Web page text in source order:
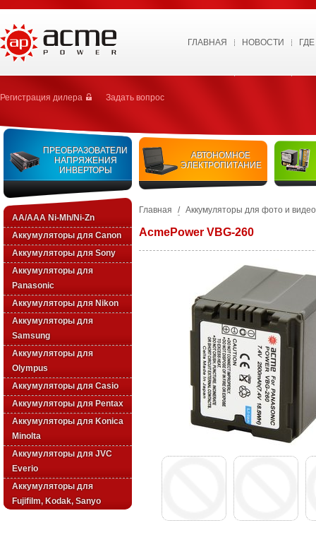
ГЛАВНАЯ НОВОСТИ
Регистрация дилера Задать вопрос
ПРЕОБРАЗОВАТЕЛИ
НАПРЯЖЕНИЯ
ИНВЕРТОРЫ
АВТОНОМНОЕ
ЭЛЕКТРОПИТАНИЕ
AA/AAA Ni-Mh/Ni-Zn
Аккумуляторы для Canon
Аккумуляторы для Sony
Аккумуляторы для
Panasonic
Аккумуляторы для Nikon
Аккумуляторы для
Samsung
Аккумуляторы для
Olympus
Аккумуляторы для Casio
Аккумуляторы для Pentax
Аккумуляторы для Konica
Minolta
Аккумуляторы для JVC
Everio
Аккумуляторы для
Fujifilm, Kodak, Sanyo
Главная / Аккумуляторы для фото и
AcmePower VBG-260